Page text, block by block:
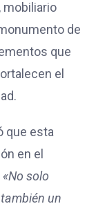
mobiliario
de
que
el
que esta
en el
«No solo
un